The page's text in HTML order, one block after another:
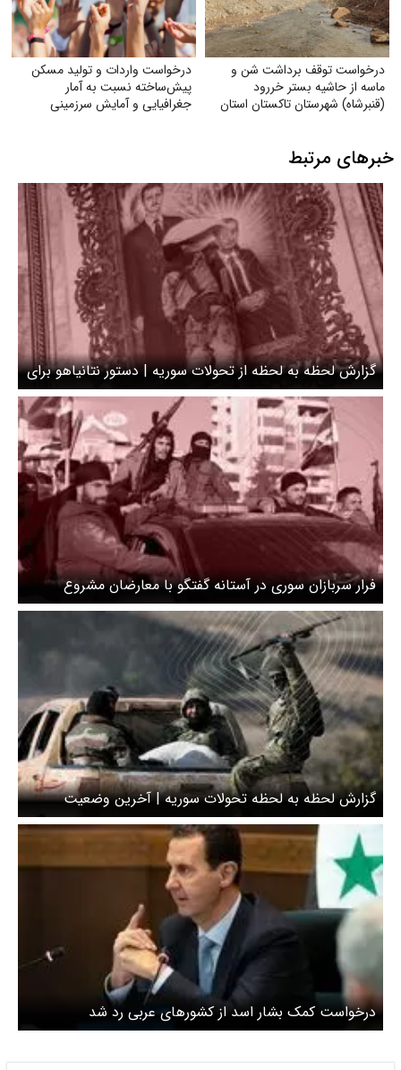
درخواست توقف برداشت شن و
ماسه از حاشیه بستر خر‌رود
(قنبرشاه) شهرستان تاکستان استان
درخواست واردات و تولید مسکن
پیش‌ساخته نسبت به آمار
جغرافیایی و آمایش سرزمینی
خبرهای مرتبط
گزارش لحظه به لحظه از تحولات سوریه | دستور نتانیاهو برای
کنترل بلندی‌های جولان
فرار سربازان سوری در آستانه گفتگو با معارضان مشروع
گزارش لحظه به لحظه تحولات سوریه | آخرین وضعیت
سفارت ایران و کارکنانش در دمشق
درخواست کمک بشار اسد از کشور‌های عربی رد شد